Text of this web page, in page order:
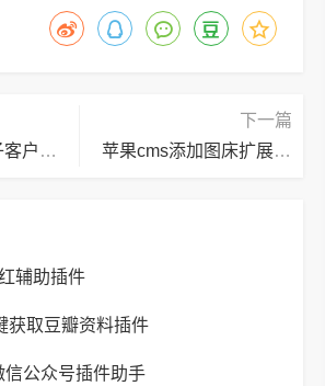
苹果cms插件盒子客户端V2.0
下一篇
苹果cms添加图床扩展插件助手
辅助插件
获取豆瓣资料插件
公众号插件助手